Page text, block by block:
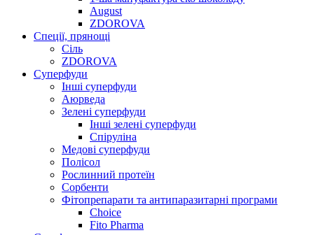
August
ZDOROVA
Спеції, прянощі
Cіль
ZDOROVA
Суперфуди
Інші суперфуди
Аюрведа
Зелені суперфуди
Інші зелені суперфуди
Спіруліна
Медові суперфуди
Полісол
Рослинний протеїн
Сорбенти
Фітопрепарати та антипаразитарні програми
Choice
Fito Pharma